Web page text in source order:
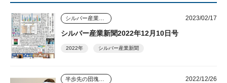
2023/02/17
シルバー産業新聞2022年12月10日号
2022年 シルバー産業新聞
2022/12/26